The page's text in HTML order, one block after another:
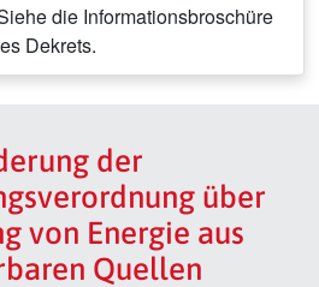
die Informationsbroschüre
Dekrets.
der
über
von Energie aus
Quellen